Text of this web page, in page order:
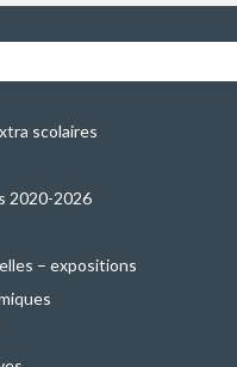
scolaires
2020-2026
– expositions